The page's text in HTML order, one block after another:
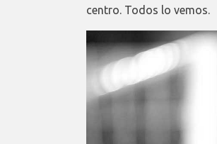
centro. Todos lo vemos.